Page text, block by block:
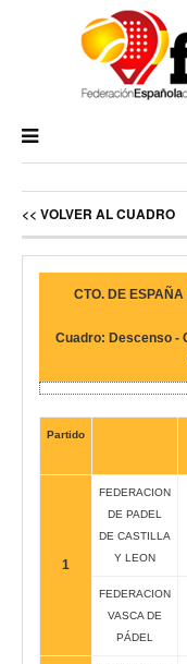
<< VOLVER AL CUADRO
CTO. DE
Cuadro: Descenso -
Partido
1
FEDERACION
DE PADEL
DE CASTILLA
Y LEON
FEDERACION
VASCA DE
PÁDEL